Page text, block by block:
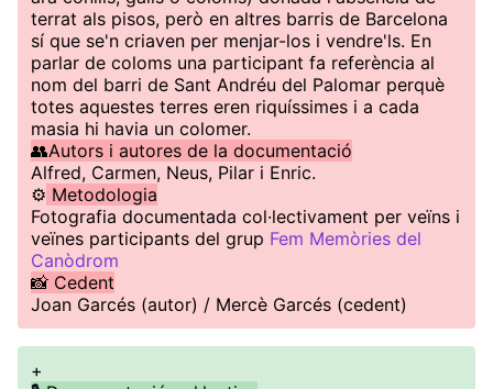
terrat als pisos, però en altres barris de Barcelona
sí que se'n criaven per menjar-los i vendre'ls. En
parlar de coloms una participant fa referència al
nom del barri de Sant Andréu del Palomar perquè
totes aquestes terres eren riquíssimes i a cada
masia hi havia un colomer.
👥Autors i autores de la documentació
Alfred, Carmen, Neus, Pilar i Enric.
⚙️ Metodologia
Fotografia documentada col·lectivament per veïns i
veïnes participants del grup Fem Memòries del
Canòdrom
📸 Cedent
Joan Garcés (autor) / Mercè Garcés (cedent)
+